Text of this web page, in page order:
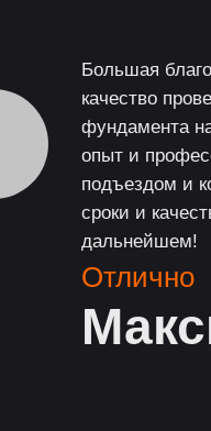
Большая
качество
фундамента
опыт и
подъездом и
сроки и
дальнейшем!
Отлично